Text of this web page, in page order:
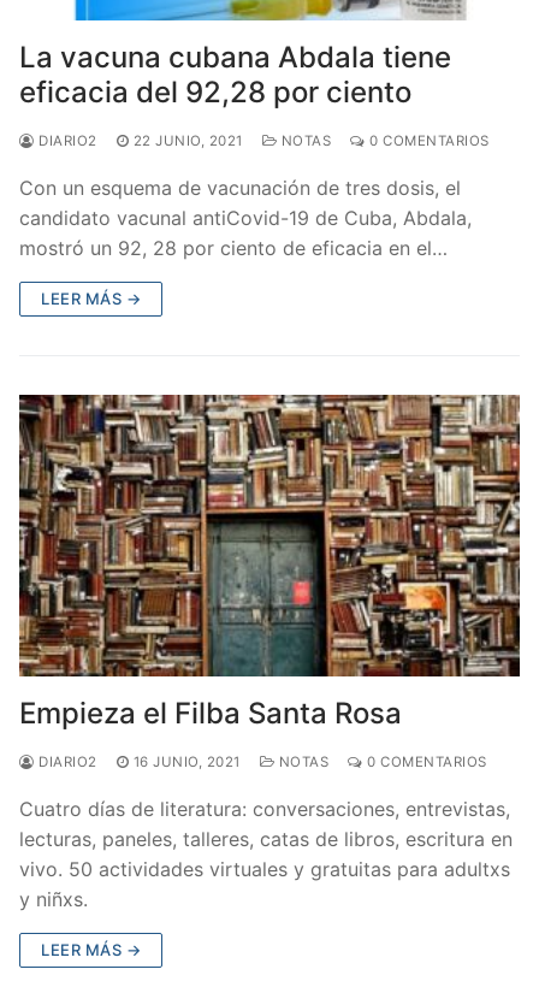
La vacuna cubana Abdala tiene
eficacia del 92,28 por ciento
DIARIO2 22 JUNIO, 2021 NOTAS 0 COMENTARIOS
Con un esquema de vacunación de tres dosis, el
candidato vacunal antiCovid-19 de Cuba, Abdala,
mostró un 92, 28 por ciento de eficacia en el…
LEER MÁS →
Empieza el Filba Santa Rosa
DIARIO2 16 JUNIO, 2021 NOTAS 0 COMENTARIOS
Cuatro días de literatura: conversaciones, entrevistas,
lecturas, paneles, talleres, catas de libros, escritura en
vivo. 50 actividades virtuales y gratuitas para adultxs
y niñxs.
LEER MÁS →